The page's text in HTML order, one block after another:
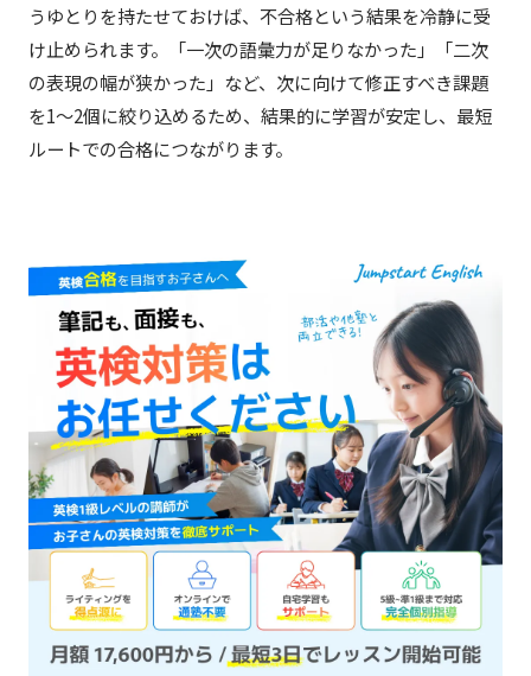
うゆとりを持たせておけば、不合格という結果を冷静に受
け止められます。「一次の語彙力が足りなかった」「二次
の表現の幅が狭かった」など、次に向けて修正すべき課題
を1〜2個に絞り込めるため、結果的に学習が安定し、最短
ルートでの合格につながります。